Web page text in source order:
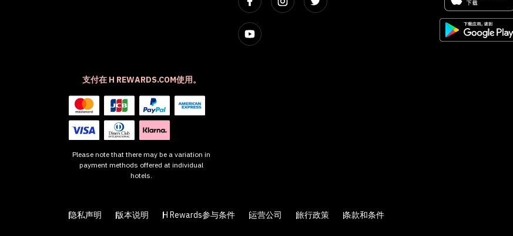
支付在 H REWARDS.COM使用。
Please note that there may be a variation in
payment methods offered at individual
hotels.
隐私声明 版本说明 H Rewards参与条件 运营公司 旅行政策 条款和条件